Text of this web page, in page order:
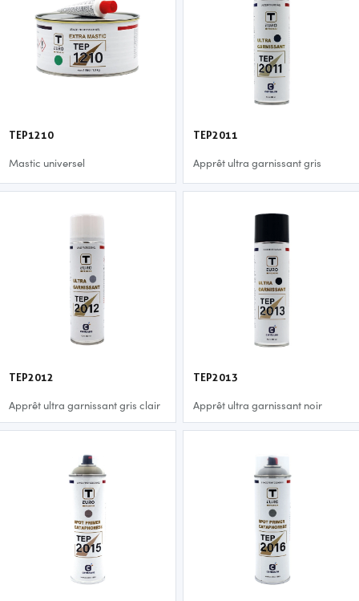
TEP1210
Mastic universel
TEP2011
Apprêt ultra garnissant gris
TEP2012
Apprêt ultra garnissant gris clair
TEP2013
Apprêt ultra garnissant noir